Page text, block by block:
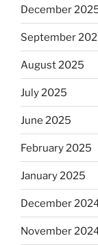
December
September
August 2025
July 2025
June 2025
February 2025
January 2025
December
November